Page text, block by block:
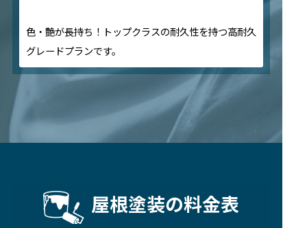
色・艶が長持ち！トップクラスの耐久性を持つ高耐久
グレードプランです。
屋根塗装の料金表